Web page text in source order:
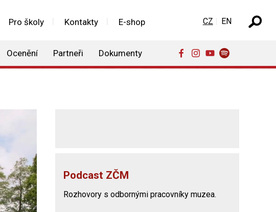
Pro školy Kontakty E-shop
Ocenění Partneři Dokumenty
Zvolte jazyk
CZ EN
Podcast ZČM
Rozhovory s odbornými pracovníky muzea.